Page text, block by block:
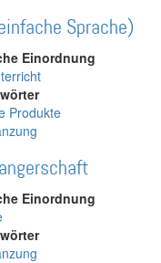
Sprache)
Einordnung
Produkte
Einordnung